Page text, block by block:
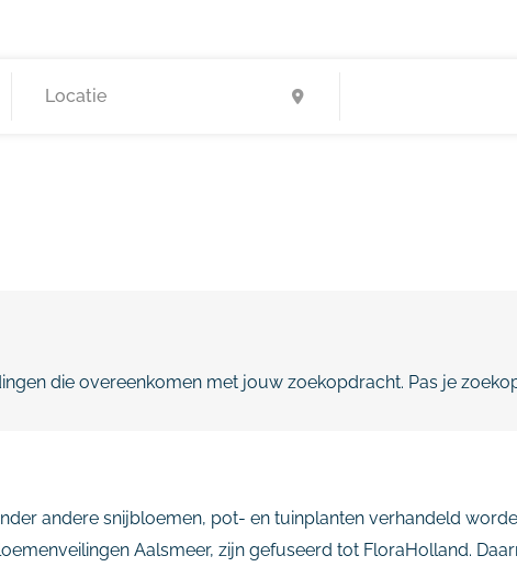
die overeenkomen met jouw zoekopdracht. Pas je
andere snijbloemen, pot- en tuinplanten verhandeld
Aalsmeer, zijn gefuseerd tot FloraHolland.